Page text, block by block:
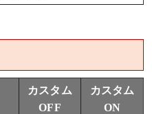
カスタム
OFF
カスタム
ON